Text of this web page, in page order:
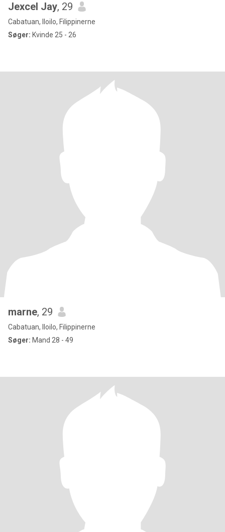
Jexcel Jay, 29
Cabatuan, Iloilo, Filippinerne
Søger: Kvinde 25 - 26
marne, 29
Cabatuan, Iloilo, Filippinerne
Søger: Mand 28 - 49